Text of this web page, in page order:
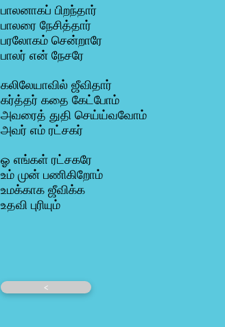
பாலனாகப் பிறந்தார்
பாலரை நேசித்தார்
பரலோகம் சென்றாரே
பாலர் என் நேசரே
கலிலேயாவில் ஜீவிதார்
கர்த்தர் கதை கேட்போம்
அவரைத் துதி செய்ய்வவோம்
அவர் எம் ரட்சகர்
ஓ எங்கள் ரட்சகரே
உம் முன் பணிகிறோம்
உமக்காக ஜீவிக்க
உதவி புரியும்
<